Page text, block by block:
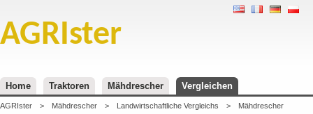
AGRIster
Home Traktoren Mähdrescher Vergleichen
AGRIster > Mähdrescher > Landwirtschaftliche Vergleichs >
Mähdrescher